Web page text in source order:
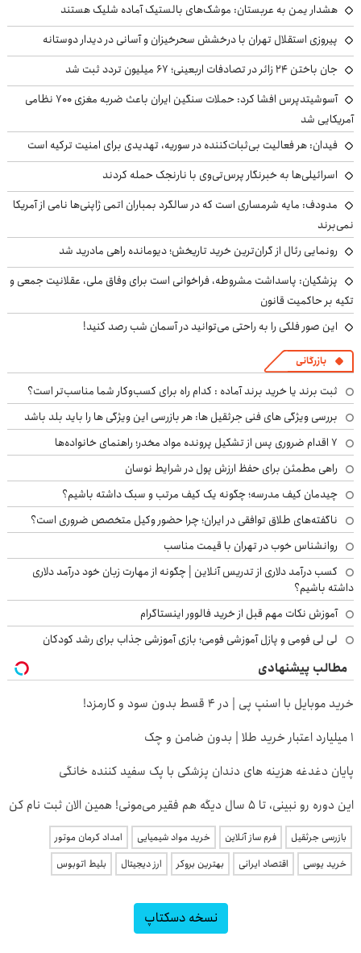
هشدار یمن به عربستان: موشک‌های بالستیک آماده شلیک هستند
پیروزی استقلال تهران با درخشش سحرخیزان و آسانی در دیدار دوستانه
جان باختن ۲۴ زائر در تصادفات اربعینی؛ ۶۷ میلیون تردد ثبت شد
آسوشیتدپرس افشا کرد: حملات سنگین ایران باعث ضربه مغزی ۷۰۰ نظامی
آمریکایی شد
فیدان: هر فعالیت بی‌ثبات‌کننده در سوریه، تهدیدی برای امنیت ترکیه است
اسرائیلی‌ها به خبرنگار پرس‌تی‌وی با نارنجک حمله کردند
مدودف: مایه شرمساری است که در سالگرد بمباران اتمی ژاپنی‌ها نامی از آمریکا
نمی‌برند
رونمایی رئال از گران‌ترین خرید تاریخش؛ دیومانده راهی مادرید شد
پزشکیان: پاسداشت مشروطه، فراخوانی است برای وفاق ملی، عقلانیت جمعی و
تکیه بر حاکمیت قانون
این صور فلکی را به راحتی می‌توانید در آسمان شب رصد کنید!
بازرگانی
ثبت برند یا خرید برند آماده : کدام راه برای کسب‌وکار شما مناسب‌تر است؟
بررسی ویژگی های فنی جرثقیل ها: هر بازرسی این ویژگی ها را باید بلد باشد
۷ اقدام ضروری پس از تشکیل پرونده مواد مخدر؛ راهنمای خانواده‌ها
راهی مطمئن برای حفظ ارزش پول در شرایط نوسان
چیدمان کیف مدرسه؛ چگونه یک کیف مرتب و سبک داشته باشیم؟
ناگفته‌های طلاق توافقی در ایران؛ چرا حضور وکیل متخصص ضروری است؟
روانشناس خوب در تهران با قیمت مناسب
کسب درآمد دلاری از تدریس آنلاین | چگونه از مهارت زبان خود درآمد دلاری
داشته باشیم؟
آموزش نکات مهم قبل از خرید فالوور اینستاگرام
لی لی فومی و پازل آموزشی فومی؛ بازی آموزشی جذاب برای رشد کودکان
مطالب پیشنهادی
خرید موبایل با اسنپ پی | در ۴ قسط بدون سود و کارمزد!
۱ میلیارد اعتبار خرید طلا | بدون ضامن و چک
پایان دغدغه هزینه های دندان پزشکی با پک سفید کننده خانگی
این دوره رو نبینی، تا 5 سال دیگه هم فقیر می‌مونی! همین الان ثبت نام کن
بازرسی جرثقیل فرم ساز آنلاین خرید مواد شیمیایی
امداد کرمان موتور
خرید یوسی
اقتصاد ایرانی بهترین بروکر ارز دیجیتال بلیط اتوبوس
نسخه دسکتاپ